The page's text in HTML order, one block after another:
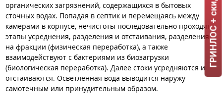
органических загрязнений, содержащихся в бытовых
сточных водах. Попадая в септик и перемещаясь между
камерами в корпусе, нечистоты последовательно проходят
этапы усреднения, разделения и отстаивания, разделения
на фракции (физическая переработка), а также
взаимодействуют с бактериями из биозагрузки
(биологическая переработка). Далее стоки усредняются и
отстаиваются. Осветленная вода выводится наружу
самотечным или принудительным образом.